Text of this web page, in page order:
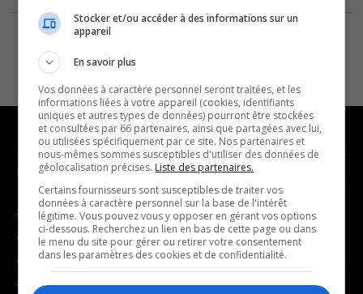
NOUVELLES
- Affaires municipales
- Communauté / Social
- Culture
- Économie
MUSIQUE
- Décompte franco
- Joué récemment
BALADOS
Stocker et/ou accéder à des informations sur un
appareil
En savoir plus
Vos données à caractère personnel seront traitées, et les
informations liées à votre appareil (cookies, identifiants
uniques et autres types de données) pourront être stockées
et consultées par 66 partenaires, ainsi que partagées avec lui,
ou utilisées spécifiquement par ce site. Nos partenaires et
nous-mêmes sommes susceptibles d'utiliser des données de
géolocalisation précises. Liste des partenaires.
Certains fournisseurs sont susceptibles de traiter vos
données à caractère personnel sur la base de l'intérêt
légitime. Vous pouvez vous y opposer en gérant vos options
ci-dessous. Recherchez un lien en bas de cette page ou dans
le menu du site pour gérer ou retirer votre consentement
dans les paramètres des cookies et de confidentialité.